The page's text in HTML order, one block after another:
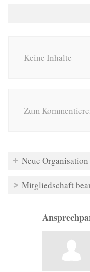
Keine Inhalte
Zum
Neue Organisation
Mitgliedschaft